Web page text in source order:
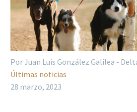
Por Juan Luis González Galilea -
Últimas noticias
28 marzo, 2023